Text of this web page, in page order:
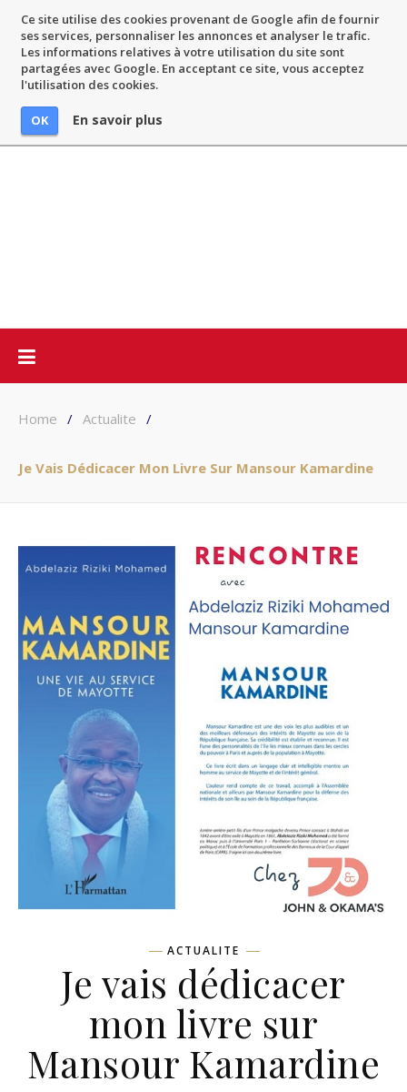
Ce site utilise des cookies provenant de Google afin de fournir
ses services, personnaliser les annonces et analyser le trafic.
Les informations relatives à votre utilisation du site sont
partagées avec Google. En acceptant ce site, vous acceptez
l'utilisation des cookies.
OK En savoir plus
Home / Actualite /
Je Vais Dédicacer Mon Livre Sur Mansour Kamardine
ACTUALITE
Je vais dédicacer
mon livre sur
Mansour Kamardine